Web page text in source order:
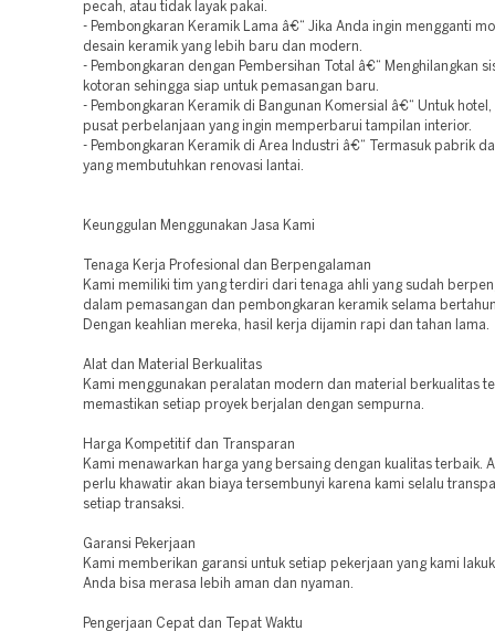
pecah, atau tidak layak pakai.
- Pembongkaran Keramik Lama â€“ Jika Anda ingin mengganti
desain keramik yang lebih baru dan modern.
- Pembongkaran dengan Pembersihan Total â€“ Menghilangkan
kotoran sehingga siap untuk pemasangan baru.
- Pembongkaran Keramik di Bangunan Komersial â€“ Untuk
pusat perbelanjaan yang ingin memperbarui tampilan interior.
- Pembongkaran Keramik di Area Industri â€“ Termasuk pabrik
yang membutuhkan renovasi lantai.
Keunggulan Menggunakan Jasa Kami
Tenaga Kerja Profesional dan Berpengalaman
Kami memiliki tim yang terdiri dari tenaga ahli yang sudah
dalam pemasangan dan pembongkaran keramik selama
Dengan keahlian mereka, hasil kerja dijamin rapi dan tahan lama.
Alat dan Material Berkualitas
Kami menggunakan peralatan modern dan material berkualitas
memastikan setiap proyek berjalan dengan sempurna.
Harga Kompetitif dan Transparan
Kami menawarkan harga yang bersaing dengan kualitas terbaik.
perlu khawatir akan biaya tersembunyi karena kami selalu
setiap transaksi.
Garansi Pekerjaan
Kami memberikan garansi untuk setiap pekerjaan yang kami
Anda bisa merasa lebih aman dan nyaman.
Pengerjaan Cepat dan Tepat Waktu